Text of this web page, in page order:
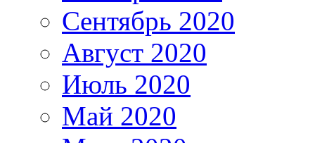
Сентябрь 2020
Август 2020
Июль 2020
Май 2020